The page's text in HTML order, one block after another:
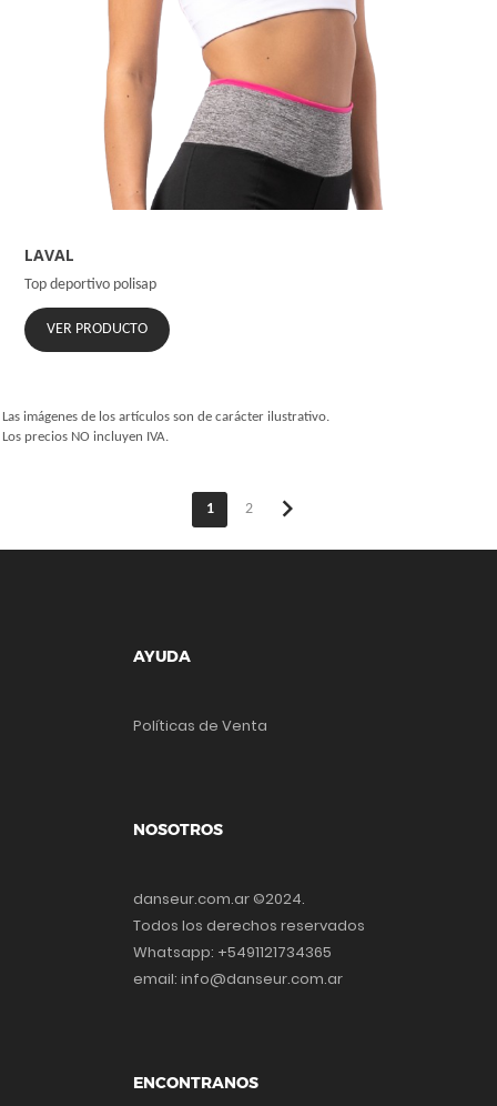
LAVAL
Top deportivo polisap
VER PRODUCTO
Las imágenes de los artículos son de carácter ilustrativo.
Los precios NO incluyen IVA.
1 2 chevron_right
AYUDA
Políticas de Venta
NOSOTROS
danseur.com.ar ©2024.
Todos los derechos reservados
Whatsapp: +5491121734365
email: info@danseur.com.ar
ENCONTRANOS